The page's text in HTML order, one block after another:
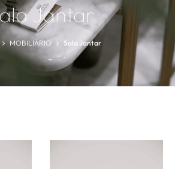
Jantar
MOBILIÁRIO Sala Jantar